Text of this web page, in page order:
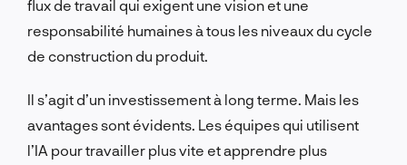
flux de travail qui exigent une vision et une
responsabilité humaines à tous les niveaux du cycle
de construction du produit.
Il s’agit d’un investissement à long terme. Mais les
avantages sont évidents. Les équipes qui utilisent
l’IA pour travailler plus vite et apprendre plus